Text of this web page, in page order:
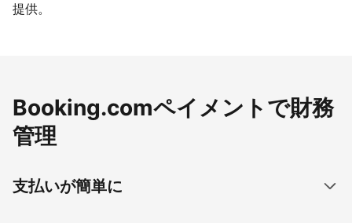
提供。
Booking.comペイメントで財務
管理
支払いが簡単に